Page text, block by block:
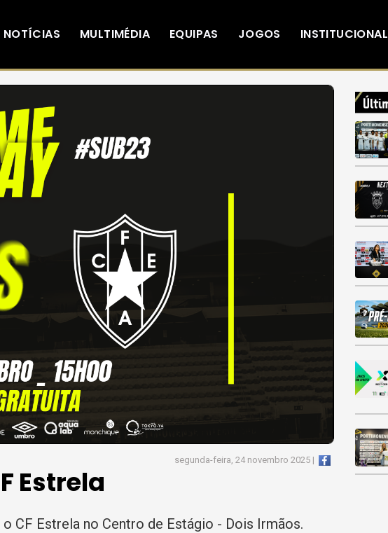
NOTÍCIAS MULTIMÉDIA EQUIPAS JOGOS INSTITUCIONAL
segunda-feira, 24 novembro 2025 |
Estrela
CF Estrela no Centro de Estágio - Dois Irmãos.